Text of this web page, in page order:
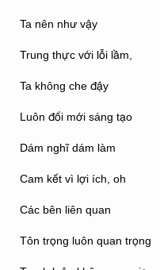
Ta nên như vậy
Trung thực với lỗi lầm,
Ta không che đậy
Luôn đổi mới sáng tạo
Dám nghĩ dám làm
Cam kết vì lợi ích, oh
Các bên liên quan
Tôn trọng luôn quan trọng